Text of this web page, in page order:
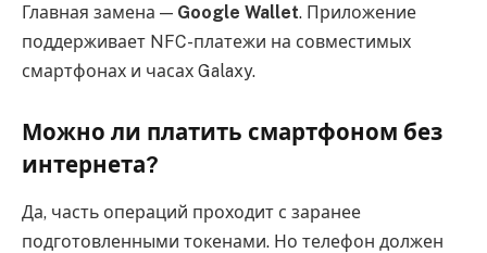
Главная замена — Google Wallet. Приложение
поддерживает NFC-платежи на совместимых
смартфонах и часах Galaxy.
Можно ли платить смартфоном без
интернета?
Да, часть операций проходит с заранее
подготовленными токенами. Но телефон должен